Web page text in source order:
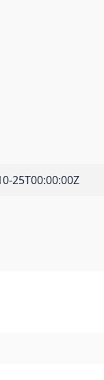
25T00:00:00Z
forms the basis